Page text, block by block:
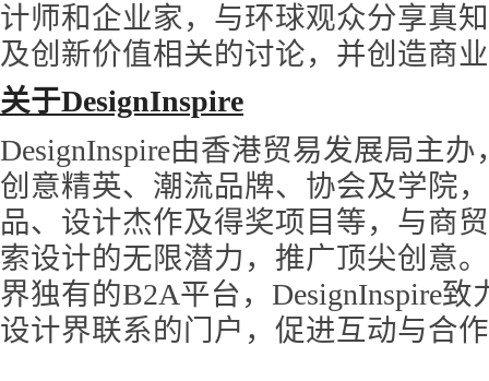
计师和企业家，与环球观众分享真
及创新价值相关的讨论，并创造商
关于DesignInspire
DesignInspire由香港贸易发展局主
创意精英、潮流品牌、协会及学院
品、设计杰作及得奖项目等，与商
索设计的无限潜力，推广顶尖创意
界独有的B2A平台，DesignInspire
设计界联系的门户，促进互动与合